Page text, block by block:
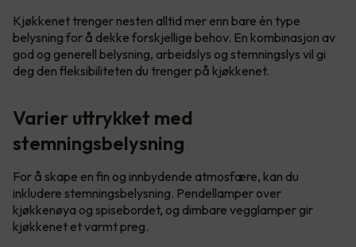
Kjøkkenet trenger nesten alltid mer enn bare én type
belysning for å dekke forskjellige behov. En kombinasjon av
god og generell belysning, arbeidslys og stemningslys vil gi
deg den fleksibiliteten du trenger på kjøkkenet.
Varier uttrykket med
stemningsbelysning
For å skape en fin og innbydende atmosfære, kan du
inkludere stemningsbelysning. Pendellamper over
kjøkkenøya og spisebordet, og dimbare vegglamper gir
kjøkkenet et varmt preg.